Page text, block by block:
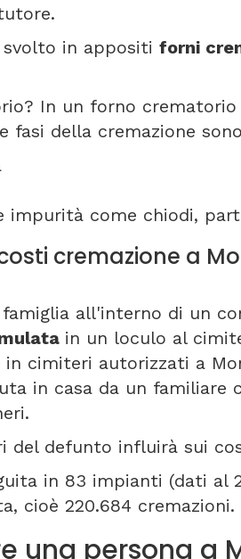
svolto in appositi forni
In un forno crematorio
fasi della cremazione
impurità come chiodi,
cremazione a
all'interno di un
in un loculo al
cimiteri autorizzati a
in casa da un familiare
del defunto influirà sui
in 83 impianti (dati al
cioè 220.684 cremazioni.
una persona a